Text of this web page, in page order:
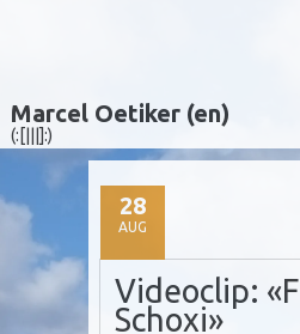
Marcel Oetiker (en)
(:[|||]:)
28
AUG
Videoclip:
Schoxi»